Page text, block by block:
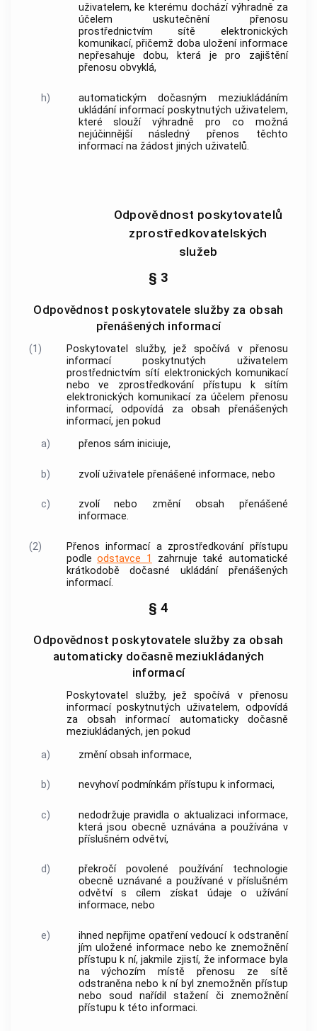
uživatelem, ke kterému dochází výhradně za
účelem uskutečnění přenosu
prostřednictvím sítě elektronických
komunikací, přičemž doba uložení informace
nepřesahuje dobu, která je pro zajištění
přenosu obvyklá,
h)
automatickým dočasným meziukládáním
ukládání informací poskytnutých uživatelem,
které slouží výhradně pro co možná
nejúčinnější následný přenos těchto
informací na žádost jiných uživatelů.
Odpovědnost poskytovatelů
zprostředkovatelských
služeb
§ 3
Odpovědnost poskytovatele služby za obsah
přenášených informací
(1) Poskytovatel služby, jež spočívá v přenosu
informací poskytnutých uživatelem
prostřednictvím sítí elektronických komunikací
nebo ve zprostředkování přístupu k sítím
elektronických komunikací za účelem přenosu
informací, odpovídá za obsah přenášených
informací, jen pokud
a)
přenos sám iniciuje,
b) zvolíuživatele přenášené informace, nebo
c)
zvolí nebo změní obsah přenášené
informace.
(2)
Přenos informací a zprostředkování přístupu
podleodstavce 1 zahrnuje takéautomatické
krátkodobě dočasné ukládánípřenášených
informací.
§ 4
Odpovědnost poskytovatele služby za obsah
automaticky dočasně meziukládaných
informací
Poskytovatel služby, jež spočívá v přenosu
informací poskytnutých uživatelem, odpovídá
za obsah informací automaticky dočasně
meziukládaných, jen pokud
a)
změní obsah informace,
b) nevyhoví podmínkám přístupu k informaci,
c)
nedodržuje pravidla o aktualizaci informace,
která jsou obecně uznávána a používána v
příslušném odvětví,
d)
překročí povolené používání technologie
obecně uznávané a používané v příslušném
odvětví s cílem získat údaje o užívání
informace, nebo
e)
ihned nepřijme opatření vedoucí k odstranění
jím uložené informace nebo ke znemožnění
přístupu k ní, jakmile zjistí, že informace byla
na výchozím místě přenosu ze sítě
odstraněna nebo k ní byl znemožněn přístup
nebo soud nařídil stažení či znemožnění
přístupu k této informaci.